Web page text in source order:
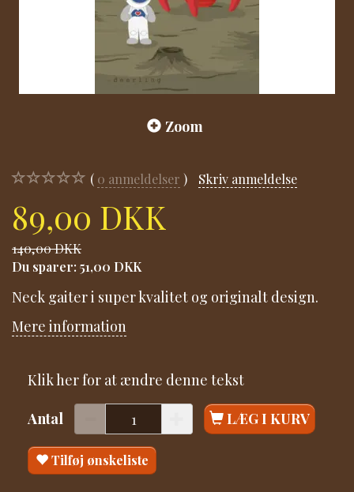
Zoom
0 anmeldelser Skriv anmeldelse
89,00 DKK
140,00 DKK
Du sparer: 51,00 DKK
Neck gaiter i super kvalitet og originalt design.
Mere information
Klik her for at ændre denne tekst
Antal LÆG I KURV
Tilføj ønskeliste